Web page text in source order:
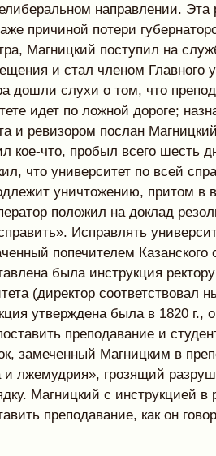
направлении. Эта
причиной потери
Магницкий поступил на
и стал членом Главного
дошли слухи о том, что
идет по ложной дороге;
и ревизором послан
кое-что, пробыл всего шесть
что университет по всей
уничтожению, притом в
положил на доклад
Исправлять
попечителем Казанского
была инструкция
(директор соответствовал
утверждена была в 1820 г.,
преподавание и
замеченный Магницким в
и лжемудрия», грозящий
Магницкий с инструкцией в
преподавание, как он